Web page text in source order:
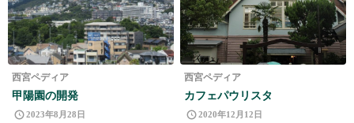
西宮ペディア
甲陽園の開発
2023年8月28日
西宮ペディア
カフェパウリスタ
2020年12月12日